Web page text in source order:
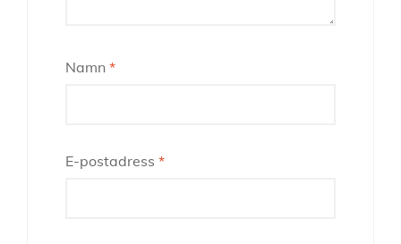
Namn *
E-postadress *